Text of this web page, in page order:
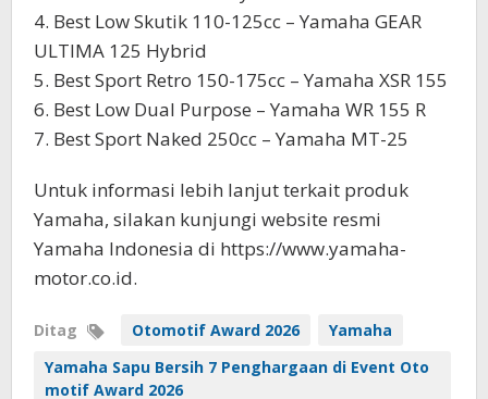
4. Best Low Skutik 110-125cc – Yamaha GEAR
ULTIMA 125 Hybrid
5. Best Sport Retro 150-175cc – Yamaha XSR 155
6. Best Low Dual Purpose – Yamaha WR 155 R
7. Best Sport Naked 250cc – Yamaha MT-25
Untuk informasi lebih lanjut terkait produk
Yamaha, silakan kunjungi website resmi
Yamaha Indonesia di https://www.yamaha-
motor.co.id.
Ditag Otomotif Award 2026
Yamaha
Yamaha Sapu Bersih 7 Penghargaan di Event Oto
motif Award 2026